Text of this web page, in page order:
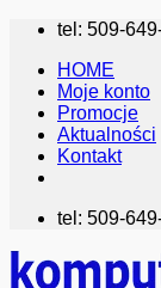
Przewiń
zawartości
tel: 509-
HOME
Moje konto
Promocje
Aktualności
Kontakt
tel: 509-